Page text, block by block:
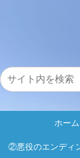
ホーム
②悪役のエンディ